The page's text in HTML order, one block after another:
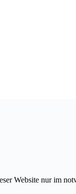
Website nur im